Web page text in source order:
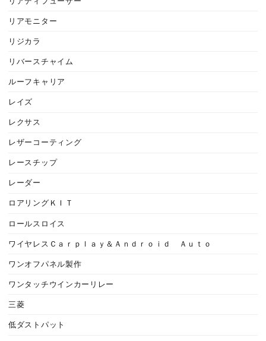
リアモニター
リジカラ
リバースチャイム
ルーフキャリア
レイズ
レクサス
レザーコーティング
レースチップ
レーダー
ロアリングＫＩＴ
ロールスロイス
ワイヤレスＣａｒｐｌａｙ＆Ａｎｄｒｏｉｄ Ａｕｔｏ
ワンオフパネル製作
ワンタッチウインカーリレー
三菱
低ダストパット